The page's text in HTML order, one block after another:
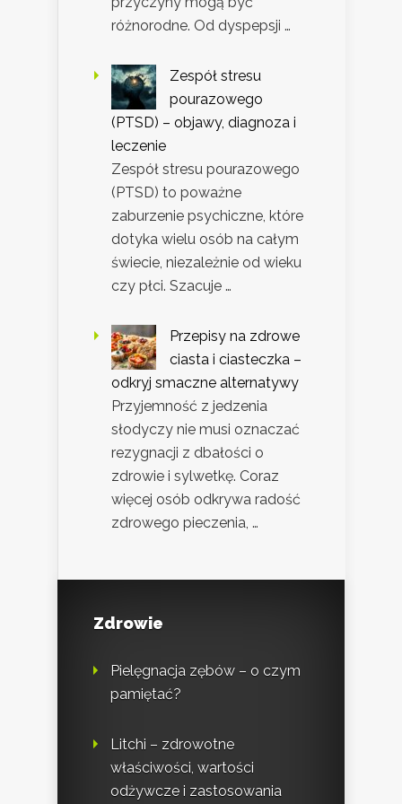
różnorodne. Od dyspepsji …
Zespół stresu
pourazowego
(PTSD) – objawy, diagnoza i
leczenie
Zespół stresu pourazowego
(PTSD) to poważne
zaburzenie psychiczne, które
dotyka wielu osób na całym
świecie, niezależnie od wieku
czy płci. Szacuje …
Przepisy na zdrowe
ciasta i ciasteczka –
odkryj smaczne alternatywy
Przyjemność z jedzenia
słodyczy nie musi oznaczać
rezygnacji z dbałości o
zdrowie i sylwetkę. Coraz
więcej osób odkrywa radość
zdrowego pieczenia, …
Zdrowie
Pielęgnacja zębów – o czym
pamiętać?
Litchi – zdrowotne
właściwości, wartości
odżywcze i zastosowania